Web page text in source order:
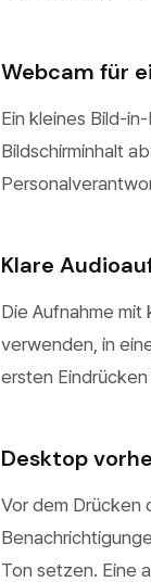
Webcam für
Ein kleines Bild-
Bildschirminhalt
Klare
Die Aufnahme
verwenden, in
ersten
Desktop
Vor dem Drücken
Ton setzen. Eine